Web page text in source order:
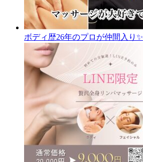
ボディ歴26年のプロが仲間入り✨